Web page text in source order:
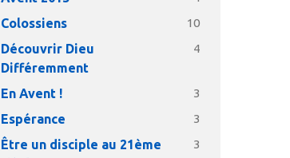
Colossiens 10
Découvrir Dieu
Différemment
4
En Avent ! 3
Espérance 3
Être un disciple au 21ème
3